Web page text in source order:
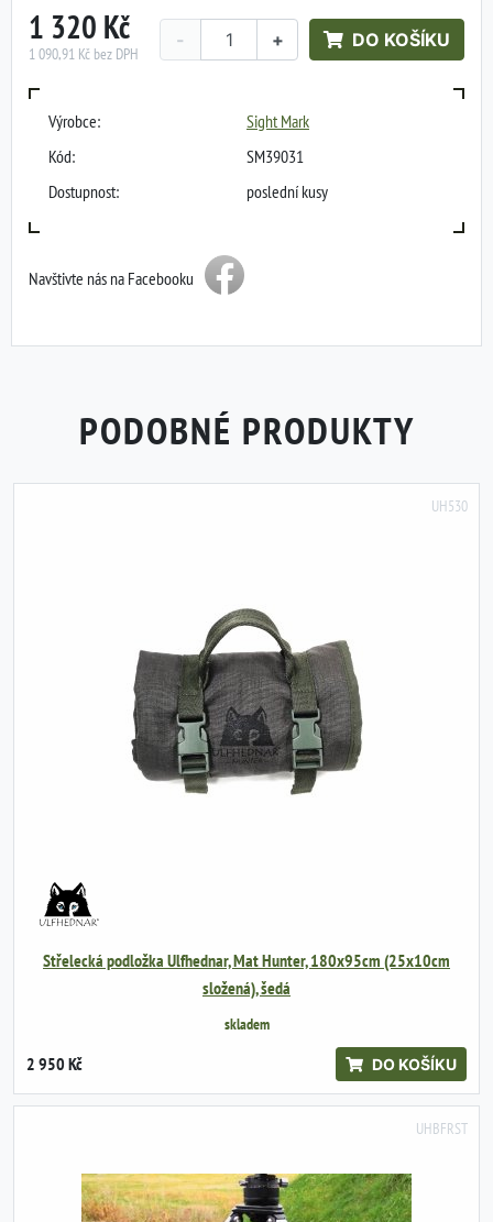
1 320 Kč
1 090,91 Kč bez DPH
+
- DO KOŠÍKU
Výrobce:
Sight Mark
Kód:
SM39031
Dostupnost:
poslední kusy
Navštivte nás na Facebooku
PODOBNÉ PRODUKTY
UH530
Střelecká podložka Ulfhednar, Mat Hunter, 180x95cm (25x10cm
složená), šedá
skladem
2 950 Kč DO KOŠÍKU
UHBFRST